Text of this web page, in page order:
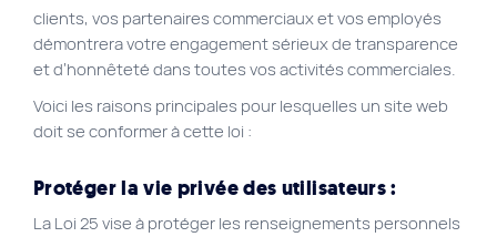
clients, vos partenaires commerciaux et vos employés
démontrera votre engagement sérieux de transparence
et d’honnêteté dans toutes vos activités commerciales.
Voici les raisons principales pour lesquelles un site web
doit se conformer à cette loi :
Protéger la vie privée des utilisateurs :
La Loi 25 vise à protéger les renseignements personnels